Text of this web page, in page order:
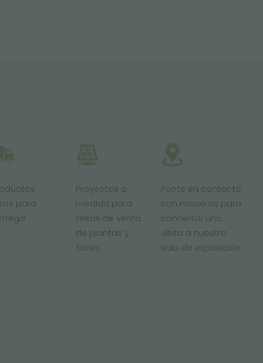
para
Proyectos a
medida para
áreas de venta
de plantas y
flores.
Ponte en contacto
con nosotros para
concertar una
visita a nuestra
sala de exposición